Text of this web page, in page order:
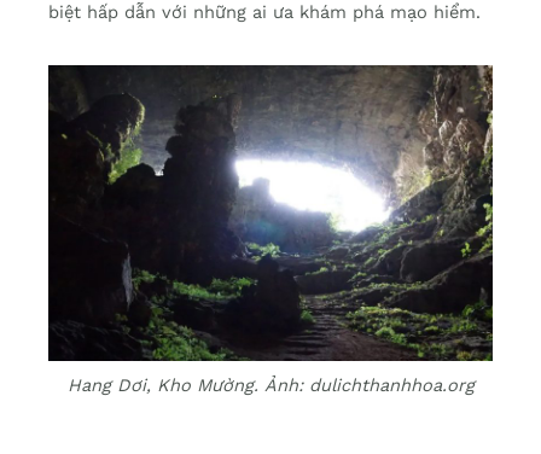
biệt hấp dẫn với những ai ưa khám phá mạo hiểm.
Hang Dơi, Kho Mường. Ảnh: dulichthanhhoa.org